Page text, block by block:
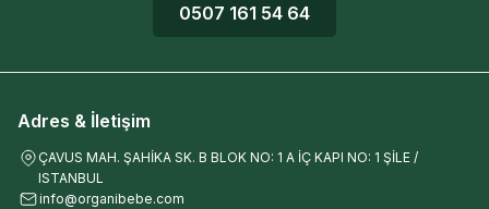
0507 161 54 64
Adres & İletişim
ÇAVUS MAH. ŞAHİKA SK. B BLOK NO: 1 A İÇ KAPI NO: 1 ŞİLE /
ISTANBUL
info@organibebe.com